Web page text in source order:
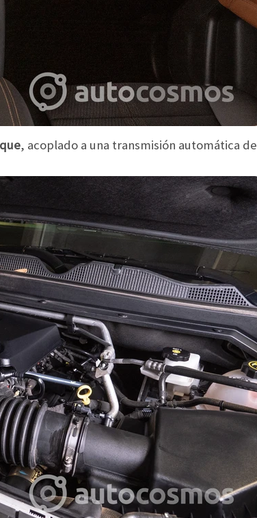
, acoplado a una transmisión automática